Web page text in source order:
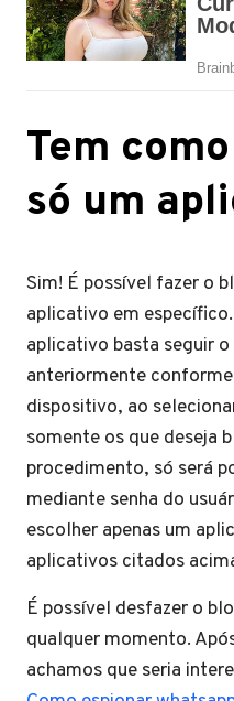
Tem
só um
Sim! É possível fazer o
aplicativo em
aplicativo basta seguir
anteriormente
dispositivo, ao
somente os que deseja
procedimento, só será
mediante senha do
escolher apenas um
aplicativos citados
É possível desfazer o
qualquer momento.
achamos que seria